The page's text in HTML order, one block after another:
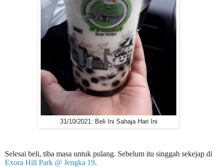
31/10/2021: Beli Ini Sahaja Hari Ini
Selesai beli, tiba masa untuk pulang. Sebelum itu singgah sekejap di
Exora Hill Park @ Jengka 19.